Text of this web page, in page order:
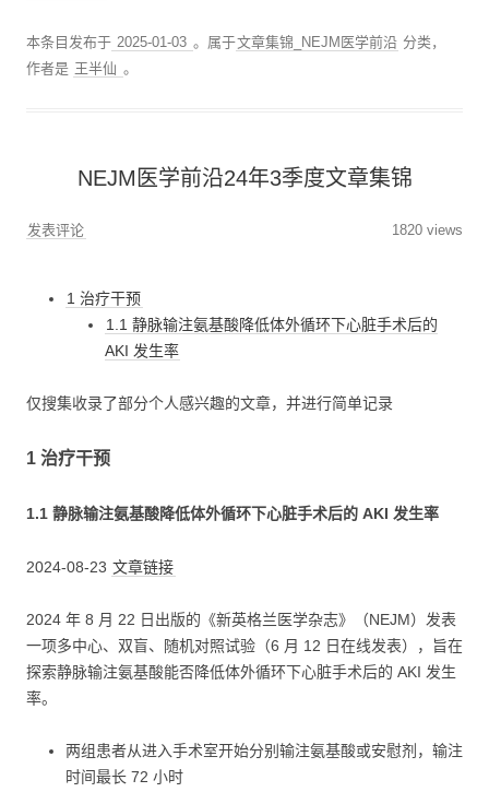
本条目发布于 2025-01-03 。属于文章集锦_NEJM医学前沿 分类，
作者是 王半仙 。
NEJM医学前沿24年3季度文章集锦
发表评论 1820 views
1 治疗干预
1.1 静脉输注氨基酸降低体外循环下心脏手术后的
AKI 发生率
仅搜集收录了部分个人感兴趣的文章，并进行简单记录
1 治疗干预
1.1 静脉输注氨基酸降低体外循环下心脏手术后的 AKI 发生率
2024-08-23 文章链接
2024 年 8 月 22 日出版的《新英格兰医学杂志》（NEJM）发表
一项多中心、双盲、随机对照试验（6 月 12 日在线发表），旨在
探索静脉输注氨基酸能否降低体外循环下心脏手术后的 AKI 发生
率。
两组患者从进入手术室开始分别输注氨基酸或安慰剂，输注
时间最长 72 小时